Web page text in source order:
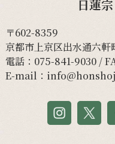
日蓮
〒602-8359
京都市上京区出水通六軒
電話： 075-841-9030/
E-mail：